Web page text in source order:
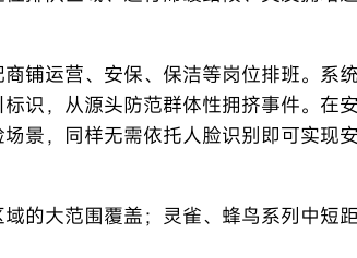
铺运营、安保、保洁等岗位排班。系
识，从源头防范群体性拥挤事件。在
景，同样无需依托人脸识别即可实现
的大范围覆盖；灵雀、蜂鸟系列中短